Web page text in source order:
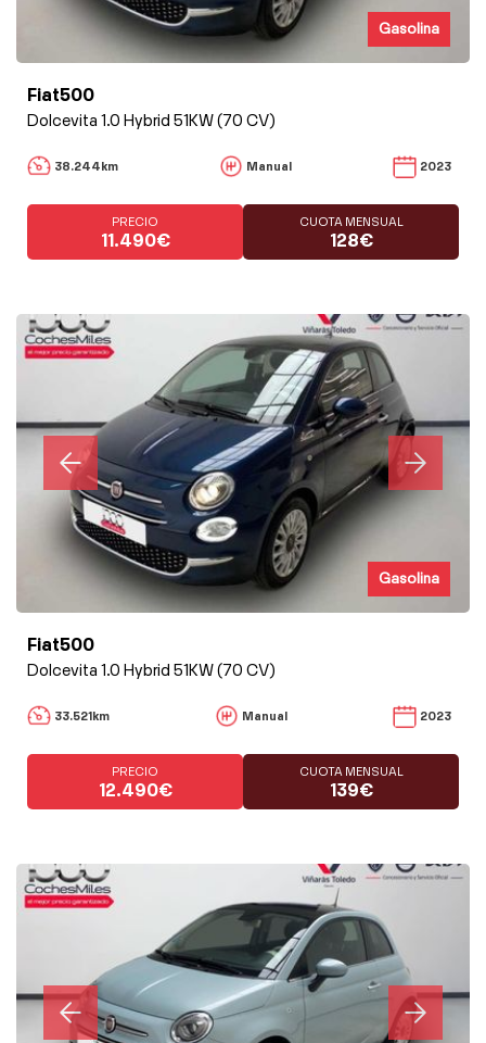
Gasolina
Fiat500
Dolcevita 1.0 Hybrid 51KW (70 CV)
38.244km Manual 2023
PRECIO
11.490€
CUOTA MENSUAL
128€
Gasolina
Fiat500
Dolcevita 1.0 Hybrid 51KW (70 CV)
33.521km Manual 2023
PRECIO
12.490€
CUOTA MENSUAL
139€